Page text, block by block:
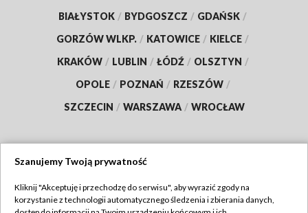
BIAŁYSTOK / BYDGOSZCZ / GDAŃSK /
GORZÓW WLKP. / KATOWICE / KIELCE /
KRAKÓW / LUBLIN / ŁÓDŹ / OLSZTYN /
OPOLE / POZNAŃ / RZESZÓW /
SZCZECIN / WARSZAWA / WROCŁAW
TVP
Szanujemy Twoją prywatność
Kliknij "Akceptuję i przechodzę do serwisu", aby wyrazić zgody na
korzystanie z technologii automatycznego śledzenia i zbierania danych,